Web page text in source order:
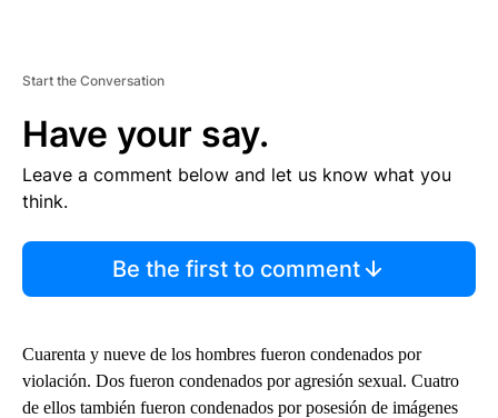
Start the Conversation
Have your say.
Leave a comment below and let us know what you
think.
Be the first to comment
Cuarenta y nueve de los hombres fueron condenados por
violación. Dos fueron condenados por agresión sexual. Cuatro
de ellos también fueron condenados por posesión de imágenes